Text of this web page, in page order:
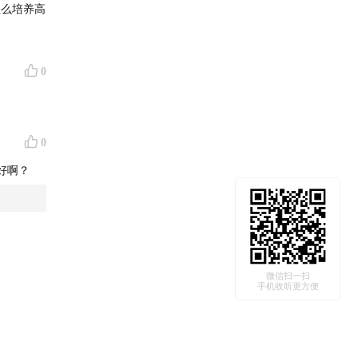
培养高
0
0
啊？
微信扫一扫
手机收听更方便